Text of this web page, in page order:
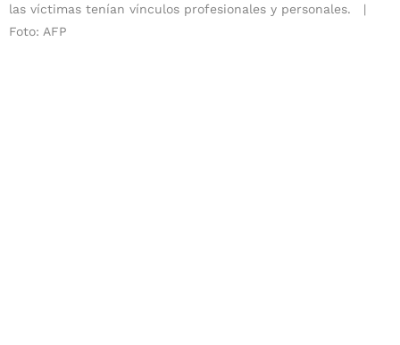
las víctimas tenían vínculos profesionales y personales.
Foto: AFP